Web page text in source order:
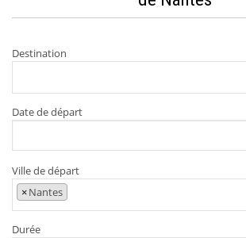
Destination
Date de départ
Ville de départ
×Nantes
Durée